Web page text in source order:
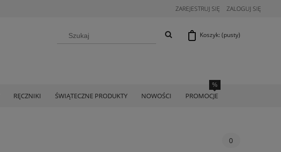
ZAREJESTRUJ SIĘ ZALOGUJ SIĘ
Koszyk: (pusty)
RĘCZNIKI ŚWIĄTECZNE PRODUKTY NOWOŚCI PROMOCJE
0